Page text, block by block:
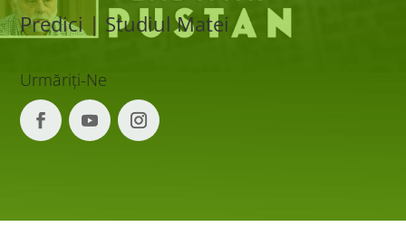
Predici | Studiul Matei
Urmăriți-Ne